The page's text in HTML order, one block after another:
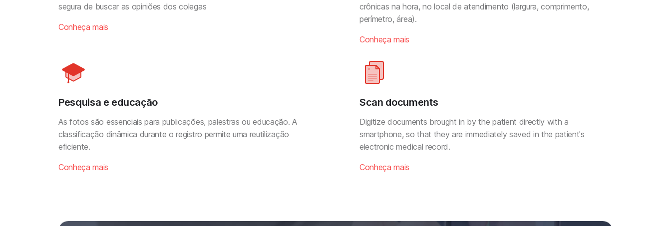
segura de buscar as opiniões dos colegas
Conheça mais
crônicas na hora, no local de atendimento (largura, comprimento,
perímetro, área).
Conheça mais
Pesquisa e educação
As fotos são essenciais para publicações, palestras ou educação. A
classificação dinâmica durante o registro permite uma reutilização
eficiente.
Conheça mais
Scan documents
Digitize documents brought in by the patient directly with a
smartphone, so that they are immediately saved in the patient's
electronic medical record.
Conheça mais